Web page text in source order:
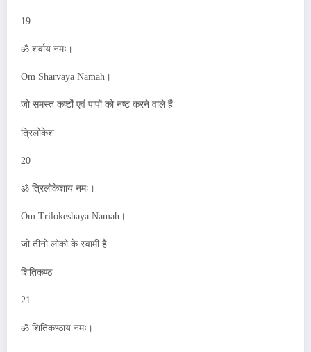
19
ॐ शर्वाय नमः।
Om Sharvaya Namah।
जो समस्त कष्टों एवं पापों को नष्ट करने वाले हैं
त्रिलोकेश
20
ॐ त्रिलोकेशाय नमः।
Om Trilokeshaya Namah।
जो तीनों लोकों के स्वामी हैं
शितिकण्ठ
21
ॐ शितिकण्ठाय नमः।